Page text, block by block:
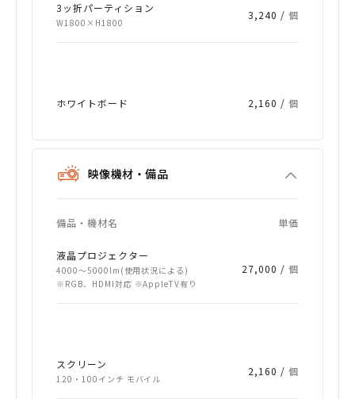
3ッ折パーティション
W1800×H1800
3,240 /個
ホワイトボード 2,160 /個
映像機材・備品
備品・機材名 単価
液晶プロジェクター
4000～5000lm(使用状況による)
※RGB、HDMI対応 ※AppleTV有り
27,000 /個
スクリーン
120・100インチ モバイル
2,160 /個